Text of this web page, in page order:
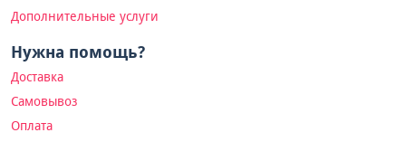
Дополнительные услуги
Нужна помощь?
Доставка
Самовывоз
Оплата